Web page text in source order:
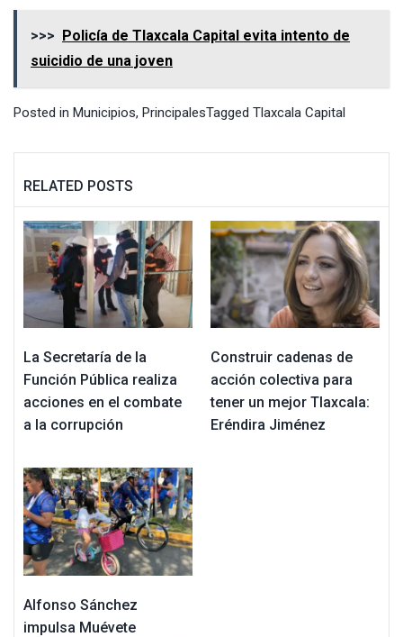
>>>
Policía de Tlaxcala Capital evita intento de
suicidio de una joven
Posted in Municipios, PrincipalesTagged Tlaxcala Capital
RELATED POSTS
La Secretaría de la
Función Pública realiza
acciones en el combate
a la corrupción
Construir cadenas de
acción colectiva para
tener un mejor Tlaxcala:
Eréndira Jiménez
Alfonso Sánchez
impulsa Muévete